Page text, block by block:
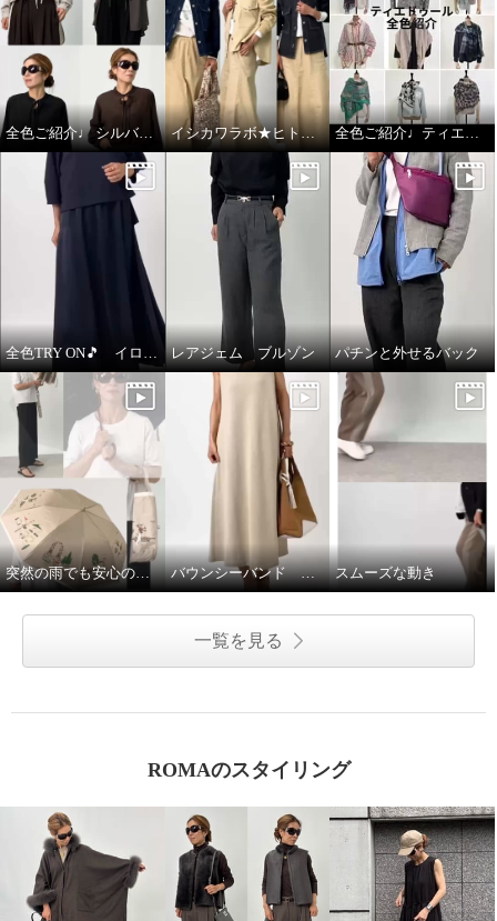
モカサン ジュンコシマダ カシ
ミヤ カーディガン
オレンジ
¥0
モカサン ジュンコシマダ カシ
ミヤ カーディガン
ベージュ Ｍ
全色ご紹介♩ シルバーミントシュガー アンサンブル イシカワラボ★ヒトミ ジャケット全色ご紹介♩
レアジェム ブルゾン パチンと外せるバック
突然の雨でも安心の晴雨兼用傘♩ バウンシーバンド ワンピース スムーズな動き
一覧を見る
ROMAのスタイリング